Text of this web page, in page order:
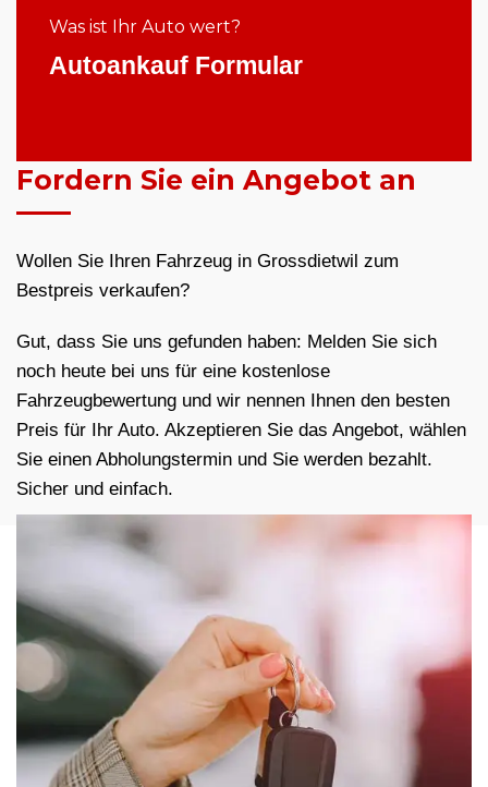
Was ist Ihr Auto wert?
Autoankauf Formular
Fordern Sie ein Angebot an
Wollen Sie Ihren Fahrzeug in Grossdietwil zum
Bestpreis verkaufen?
Gut, dass Sie uns gefunden haben: Melden Sie sich
noch heute bei uns für eine kostenlose
Fahrzeugbewertung und wir nennen Ihnen den besten
Preis für Ihr Auto. Akzeptieren Sie das Angebot, wählen
Sie einen Abholungstermin und Sie werden bezahlt.
Sicher und einfach.